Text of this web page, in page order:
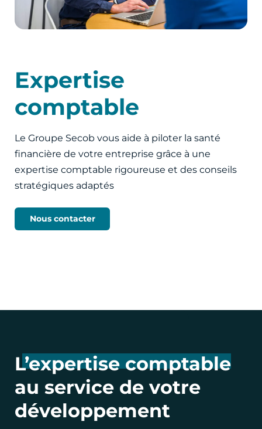
Expertise
comptable
Le Groupe Secob vous aide à piloter la santé
financière de votre entreprise grâce à une
expertise comptable rigoureuse et des conseils
stratégiques adaptés
Nous contacter
L’expertise comptable
au service de votre
développement